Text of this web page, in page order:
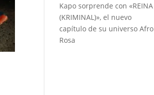
Kapo sorprende con «REINA
(KRIMINAL)», el nuevo
capítulo de su universo Afro
Rosa